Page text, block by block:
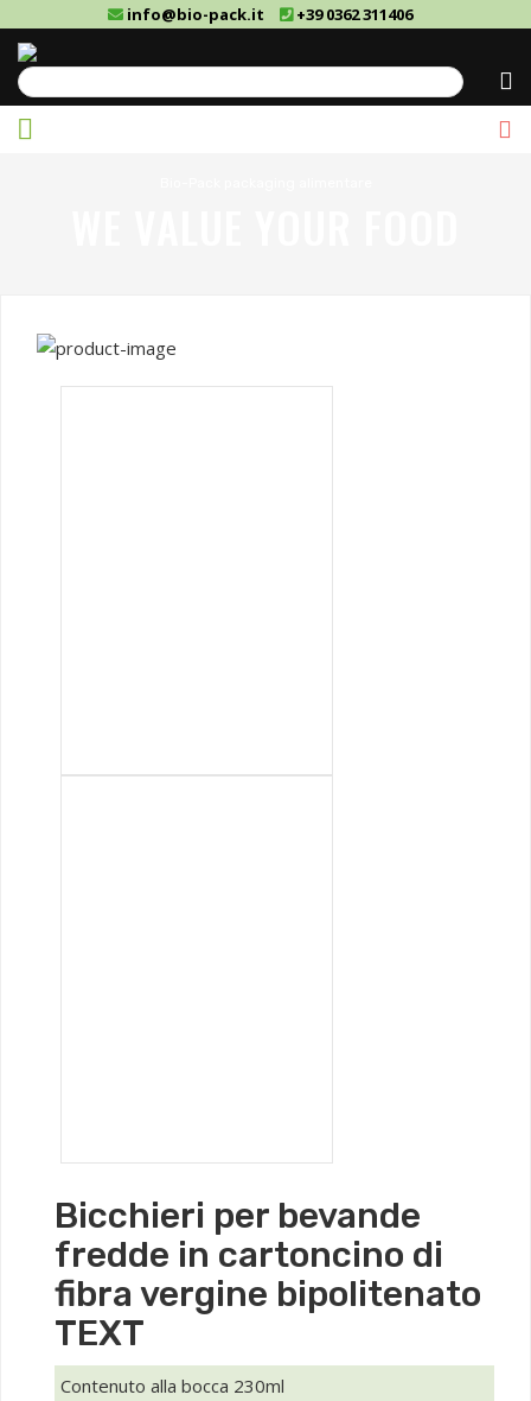
info@bio-pack.it +39 0362 311406
Bicchieri per bevande
fredde in cartoncino di
fibra vergine bipolitenato
TEXT
Contenuto alla bocca 230ml